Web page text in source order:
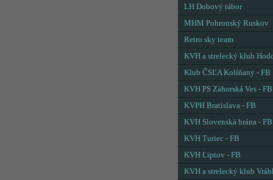
LH Dobový tábor
MHM Pohronský Ruskov
Retro sky team
KVH a strelecký klub
Klub ČSĽA Kolíňany - FB
KVH PS Záhorská Ves - FB
KVPH Bratislava - FB
KVH Slovenská brána - FB
KVH Turiec - FB
KVH Liptov - FB
KVH a strelecký klub